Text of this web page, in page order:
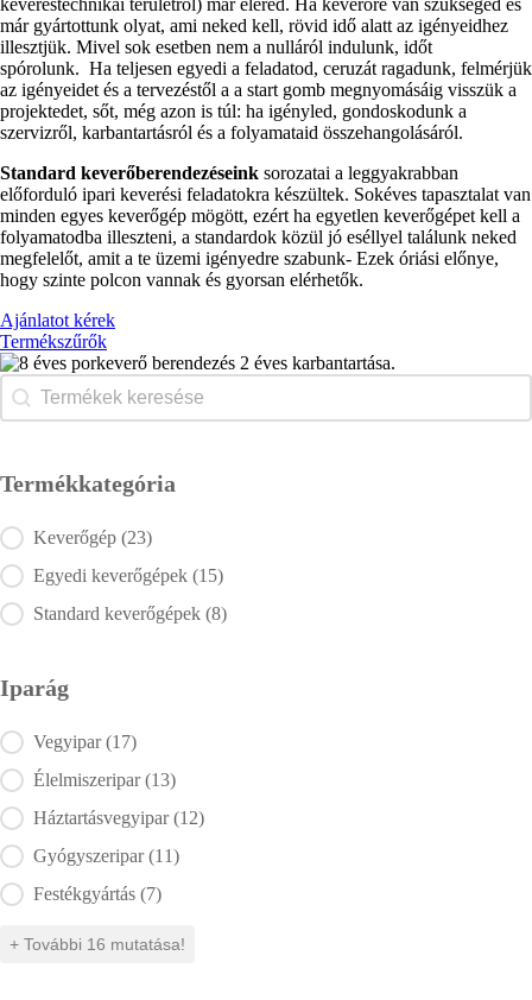
már gyártottunk olyat, ami neked kell, rövid idő alatt az igényeidhez
illesztjük. Mivel sok esetben nem a nulláról indulunk, időt
spórolunk. Ha teljesen egyedi a feladatod, ceruzát ragadunk, felmérjük
az igényeidet és a tervezéstől a a start gomb megnyomásáig visszük a
projektedet, sőt, még azon is túl: ha igényled, gondoskodunk a
szervizről, karbantartásról és a folyamataid összehangolásáról.
Standard keverőberendezéseink sorozatai a leggyakrabban
előforduló ipari keverési feladatokra készültek. Sokéves tapasztalat van
minden egyes keverőgép mögött, ezért ha egyetlen keverőgépet kell a
folyamatodba illeszteni, a standardok közül jó eséllyel találunk neked
megfelelőt, amit a te üzemi igényedre szabunk- Ezek óriási előnye,
hogy szinte polcon vannak és gyorsan elérhetők.
Ajánlatot kérek
Termékszűrők
Kereső
Search content
Termékkategória
Termékkategória
Keverőgép (23)
Egyedi keverőgépek (15)
Standard keverőgépek (8)
Iparág
IparágVegyipar(17)
Élelmiszeripar(13)
Háztartásvegyipar(12)
Gyógyszeripar(11)
Festékgyártás (7)
+ További 16 mutatása!